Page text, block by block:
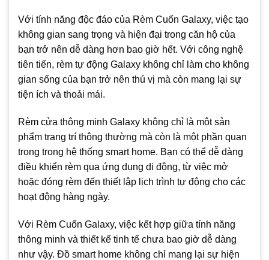
Với tính năng độc đáo của Rèm Cuốn Galaxy, việc tạo
không gian sang trọng và hiện đại trong căn hộ của
bạn trở nên dễ dàng hơn bao giờ hết. Với công nghệ
tiên tiến, rèm tự động Galaxy không chỉ làm cho không
gian sống của bạn trở nên thú vị mà còn mang lại sự
tiện ích và thoải mái.
Rèm cửa thông minh Galaxy không chỉ là một sản
phẩm trang trí thông thường mà còn là một phần quan
trọng trong hệ thống smart home. Bạn có thể dễ dàng
điều khiển rèm qua ứng dụng di động, từ việc mở
hoặc đóng rèm đến thiết lập lịch trình tự động cho các
hoạt động hàng ngày.
Với Rèm Cuốn Galaxy, việc kết hợp giữa tính năng
thông minh và thiết kế tinh tế chưa bao giờ dễ dàng
như vậy. Đồ smart home không chỉ mang lại sự hiện